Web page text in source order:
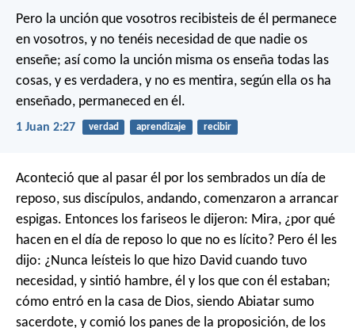
Pero la unción que vosotros recibisteis de él permanece
en vosotros, y no tenéis necesidad de que nadie os
enseñe; así como la unción misma os enseña todas las
cosas, y es verdadera, y no es mentira, según ella os ha
enseñado, permaneced en él.
1 Juan 2:27 verdad aprendizaje recibir
Aconteció que al pasar él por los sembrados un día de
reposo, sus discípulos, andando, comenzaron a arrancar
espigas. Entonces los fariseos le dijeron: Mira, ¿por qué
hacen en el día de reposo lo que no es lícito? Pero él les
dijo: ¿Nunca leísteis lo que hizo David cuando tuvo
necesidad, y sintió hambre, él y los que con él estaban;
cómo entró en la casa de Dios, siendo Abiatar sumo
sacerdote, y comió los panes de la proposición, de los